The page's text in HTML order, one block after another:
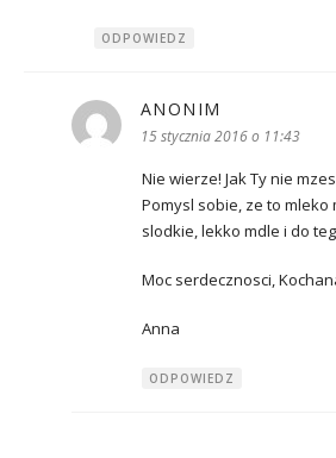
ODPOWIEDZ
ANONIM
15 stycznia 2016 o 11:43
Nie wierze! Jak Ty nie
Pomysl sobie, ze to mleko
slodkie, lekko mdle i do
Moc serdecznosci,
Anna
ODPOWIEDZ